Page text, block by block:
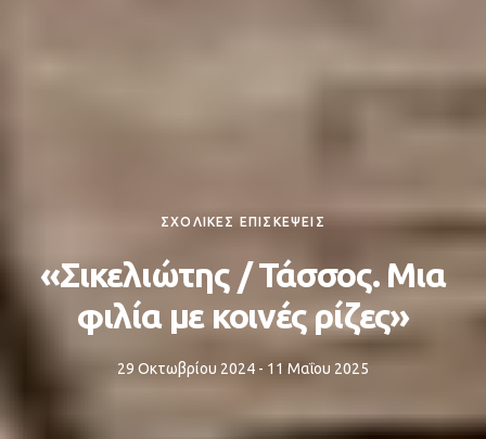
ΣΧΟΛΙΚΕΣ ΕΠΙΣΚΕΨΕΙΣ
«Σικελιώτης / Τάσσος. Μια
φιλία με κοινές ρίζες»
29 Οκτωβρίου 2024 - 11 Μαΐου 2025